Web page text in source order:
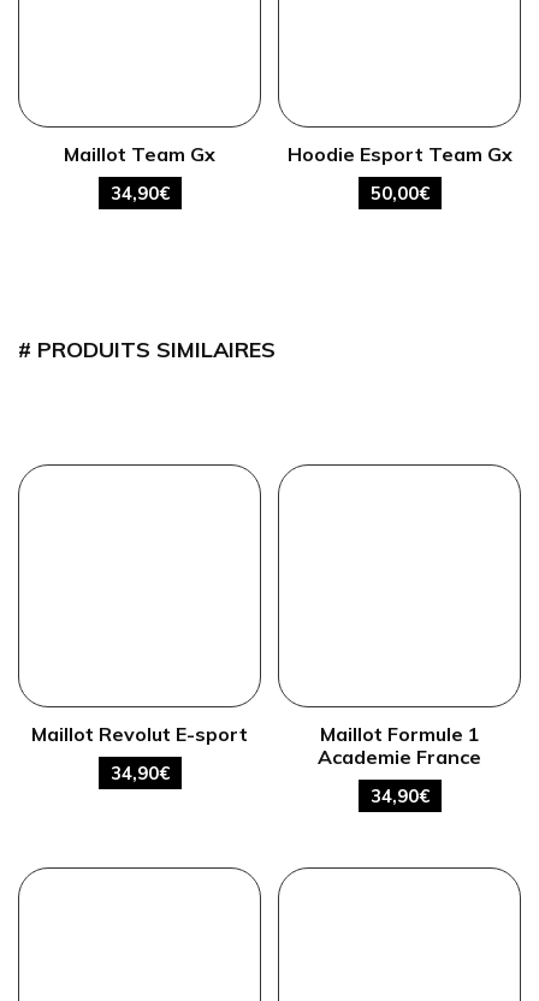
Maillot Team Gx
34,90€
Hoodie Esport Team Gx
50,00€
PRODUITS SIMILAIRES
Maillot Revolut E-sport
34,90€
Maillot Formule 1
Academie France
34,90€